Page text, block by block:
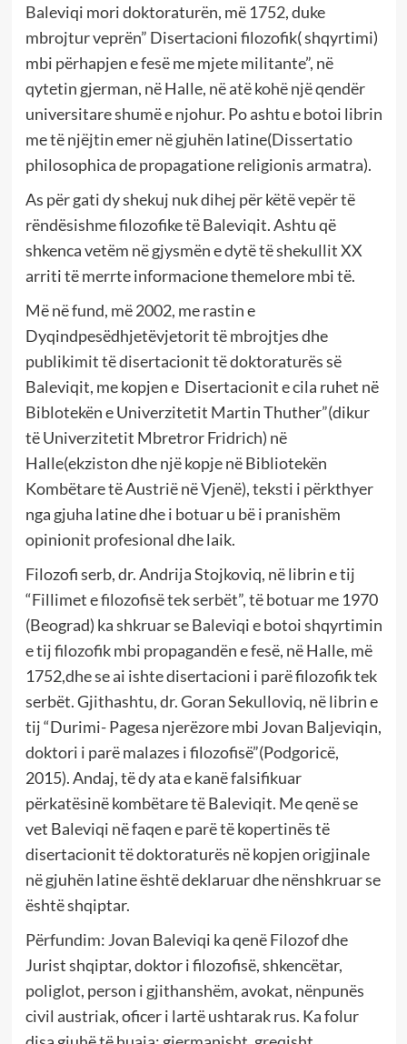
Baleviqi mori doktoraturën, më 1752, duke
mbrojtur veprën” Disertacioni filozofik( shqyrtimi)
mbi përhapjen e fesë me mjete militante”, në
qytetin gjerman, në Halle, në atë kohë një qendër
universitare shumë e njohur. Po ashtu e botoi librin
me të njëjtin emer në gjuhën latine(Dissertatio
philosophica de propagatione religionis armatra).
As për gati dy shekuj nuk dihej për këtë vepër të
rëndësishme filozofike të Baleviqit. Ashtu që
shkenca vetëm në gjysmën e dytë të shekullit XX
arriti të merrte informacione themelore mbi të.
Më në fund, më 2002, me rastin e
Dyqindpesëdhjetëvjetorit të mbrojtjes dhe
publikimit të disertacionit të doktoraturës së
Baleviqit, me kopjen e Disertacionit e cila ruhet në
Biblotekën e Univerzitetit Martin Thuther”(dikur
të Univerzitetit Mbretror Fridrich) në
Halle(ekziston dhe një kopje në Bibliotekën
Kombëtare të Austrië në Vjenë), teksti i përkthyer
nga gjuha latine dhe i botuar u bë i pranishëm
opinionit profesional dhe laik.
Filozofi serb, dr. Andrija Stojkoviq, në librin e tij
“Fillimet e filozofisë tek serbët”, të botuar me 1970
(Beograd) ka shkruar se Baleviqi e botoi shqyrtimin
e tij filozofik mbi propagandën e fesë, në Halle, më
1752,dhe se ai ishte disertacioni i parë filozofik tek
serbët. Gjithashtu, dr. Goran Sekulloviq, në librin e
tij “Durimi- Pagesa njerëzore mbi Jovan Baljeviqin,
doktori i parë malazes i filozofisë”(Podgoricë,
2015). Andaj, të dy ata e kanë falsifikuar
përkatësinë kombëtare të Baleviqit. Me qenë se
vet Baleviqi në faqen e parë të kopertinës të
disertacionit të doktoraturës në kopjen origjinale
në gjuhën latine është deklaruar dhe nënshkruar se
është shqiptar.
Përfundim: Jovan Baleviqi ka qenë Filozof dhe
Jurist shqiptar, doktor i filozofisë, shkencëtar,
poliglot, person i gjithanshëm, avokat, nënpunës
civil austriak, oficer i lartë ushtarak rus. Ka folur